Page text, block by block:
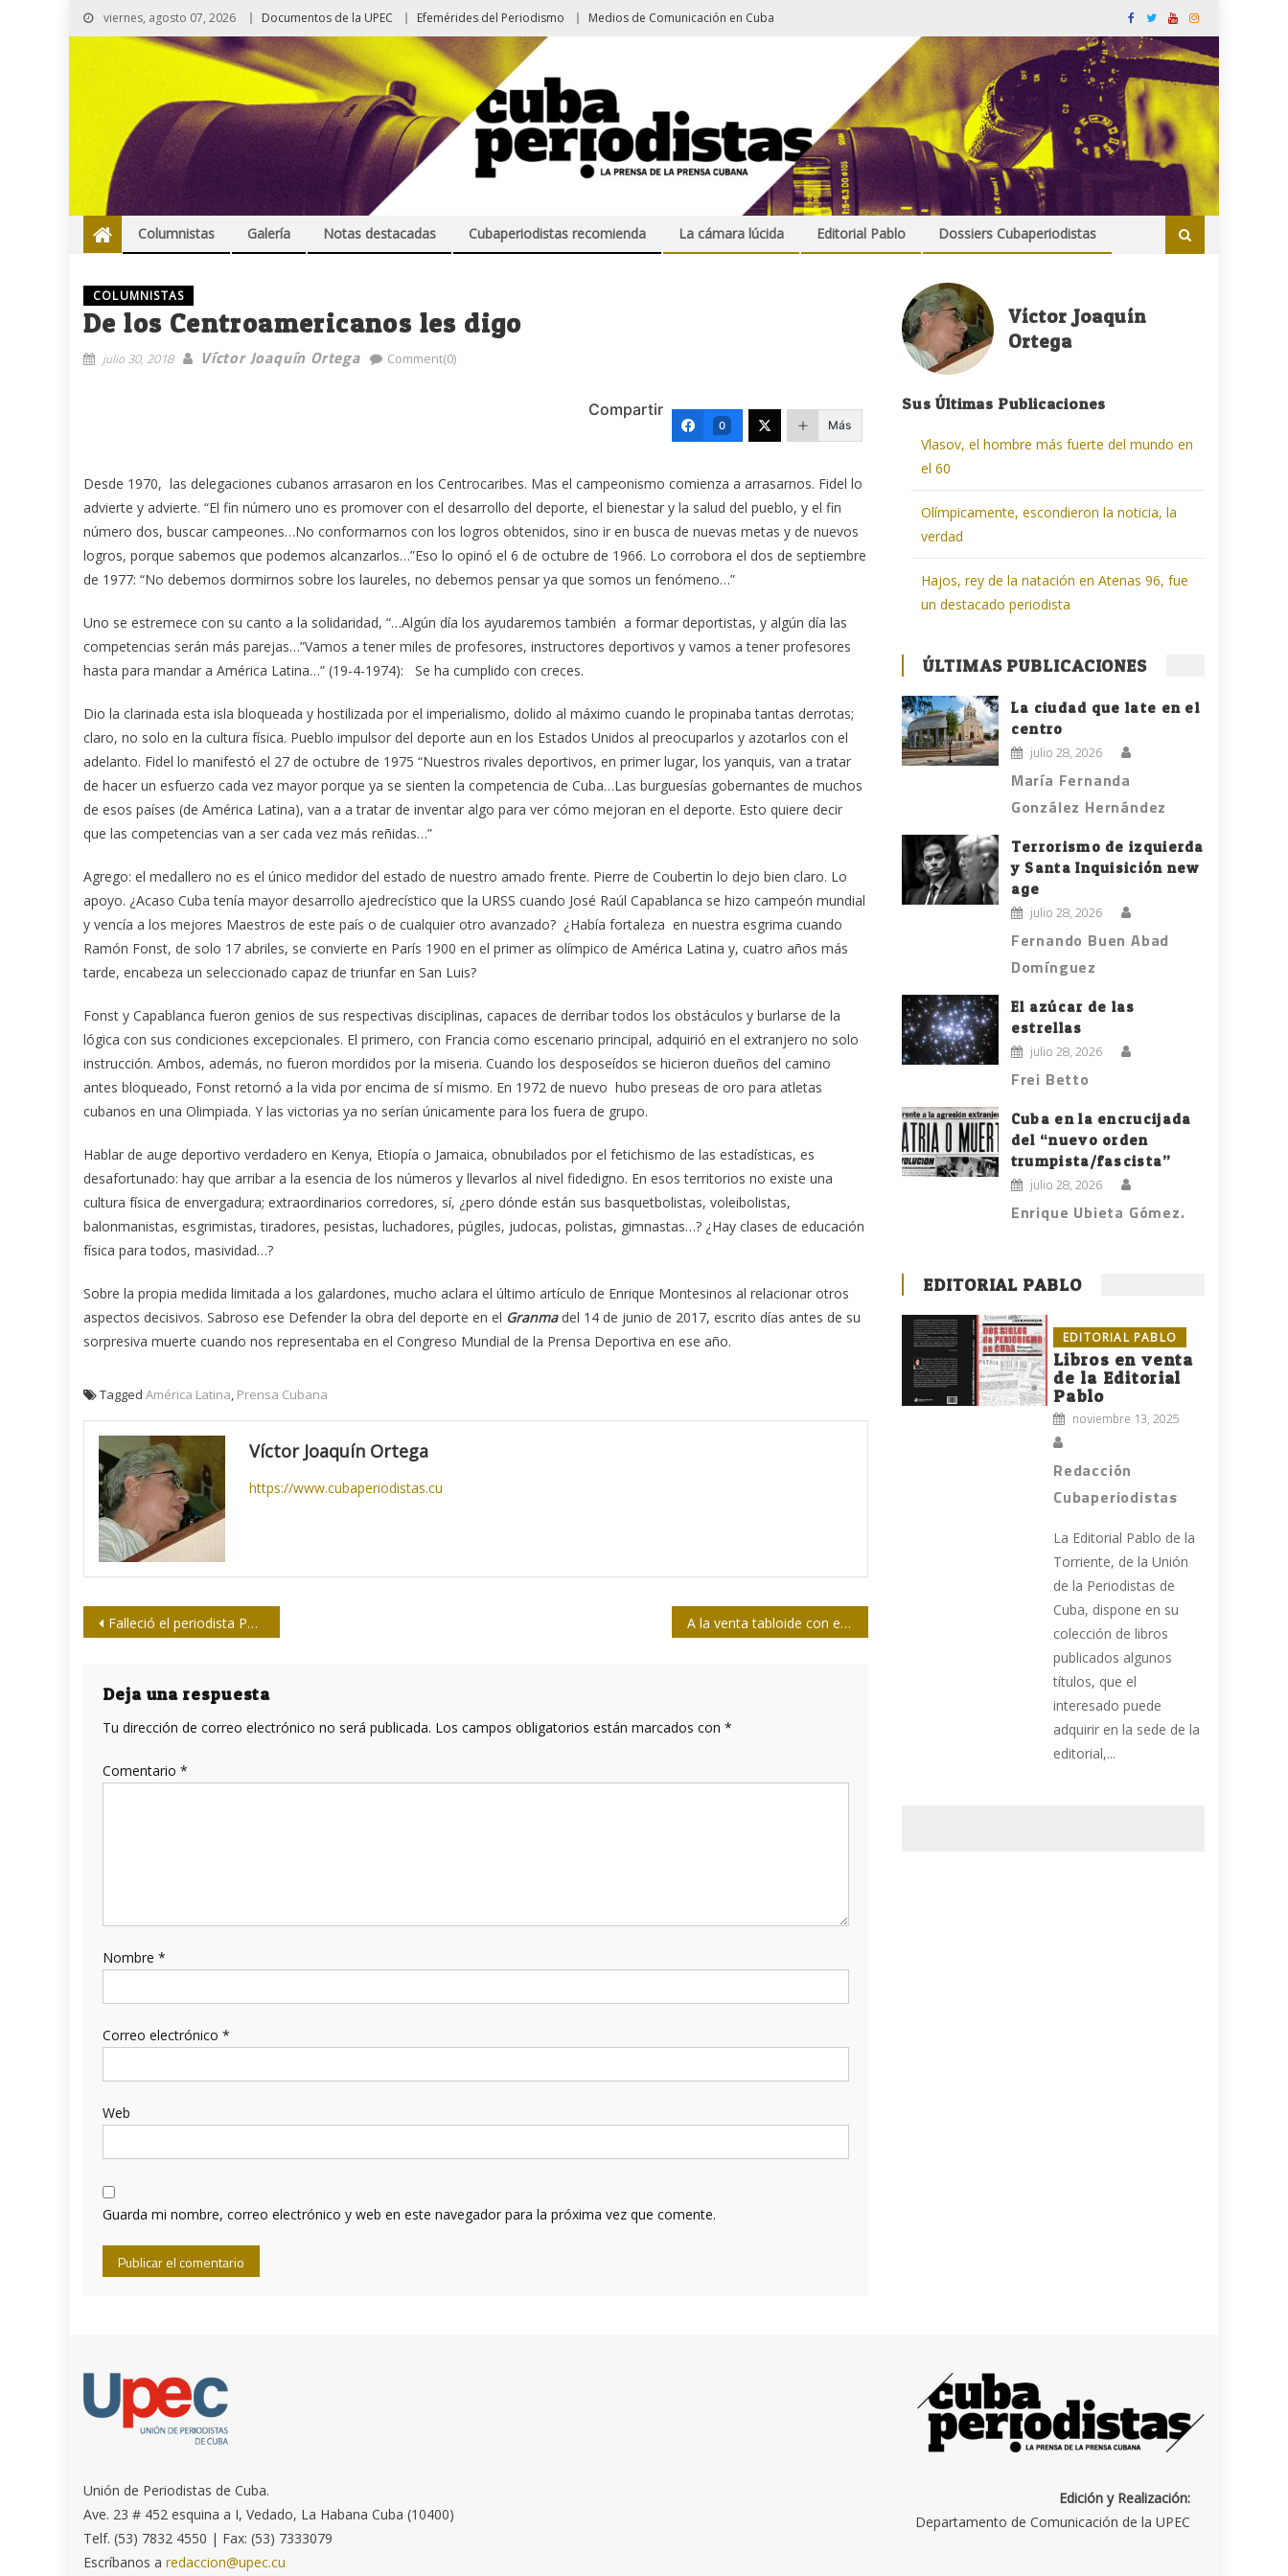
viernes, agosto 07, 2026 Documentos de la UPEC Efemérides del Periodismo Medios de Comunicación en Cuba
Columnistas Galería Notas destacadas Cubaperiodistas recomienda La cámara lúcida Editorial Pablo Dossiers Cubaperiodistas
COLUMNISTAS
De los Centroamericanos les digo
julio 30, 2018 Víctor Joaquín Ortega Comment(0)
Compartir
0 Más
Desde 1970, las delegaciones cubanos arrasaron en los Centrocaribes. Mas el campeonismo comienza a arrasarnos. Fidel lo
advierte y advierte. “El fin número uno es promover con el desarrollo del deporte, el bienestar y la salud del pueblo, y el fin
número dos, buscar campeones…No conformarnos con los logros obtenidos, sino ir en busca de nuevas metas y de nuevos
logros, porque sabemos que podemos alcanzarlos…”Eso lo opinó el 6 de octubre de 1966. Lo corrobora el dos de septiembre
de 1977: “No debemos dormirnos sobre los laureles, no debemos pensar ya que somos un fenómeno…”
Uno se estremece con su canto a la solidaridad, “…Algún día los ayudaremos también a formar deportistas, y algún día las
competencias serán más parejas…”Vamos a tener miles de profesores, instructores deportivos y vamos a tener profesores
hasta para mandar a América Latina…” (19-4-1974): Se ha cumplido con creces.
Dio la clarinada esta isla bloqueada y hostilizada por el imperialismo, dolido al máximo cuando le propinaba tantas derrotas;
claro, no solo en la cultura física. Pueblo impulsor del deporte aun en los Estados Unidos al preocuparlos y azotarlos con el
adelanto. Fidel lo manifestó el 27 de octubre de 1975 “Nuestros rivales deportivos, en primer lugar, los yanquis, van a tratar
de hacer un esfuerzo cada vez mayor porque ya se sienten la competencia de Cuba…Las burguesías gobernantes de muchos
de esos países (de América Latina), van a a tratar de inventar algo para ver cómo mejoran en el deporte. Esto quiere decir
que las competencias van a ser cada vez más reñidas…”
Agrego: el medallero no es el único medidor del estado de nuestro amado frente. Pierre de Coubertin lo dejo bien claro. Lo
apoyo. ¿Acaso Cuba tenía mayor desarrollo ajedrecístico que la URSS cuando José Raúl Capablanca se hizo campeón mundial
y vencía a los mejores Maestros de este país o de cualquier otro avanzado? ¿Había fortaleza en nuestra esgrima cuando
Ramón Fonst, de solo 17 abriles, se convierte en París 1900 en el primer as olímpico de América Latina y, cuatro años más
tarde, encabeza un seleccionado capaz de triunfar en San Luis?
Fonst y Capablanca fueron genios de sus respectivas disciplinas, capaces de derribar todos los obstáculos y burlarse de la
lógica con sus condiciones excepcionales. El primero, con Francia como escenario principal, adquirió en el extranjero no solo
instrucción. Ambos, además, no fueron mordidos por la miseria. Cuando los desposeídos se hicieron dueños del camino
antes bloqueado, Fonst retornó a la vida por encima de sí mismo. En 1972 de nuevo hubo preseas de oro para atletas
cubanos en una Olimpiada. Y las victorias ya no serían únicamente para los fuera de grupo.
Hablar de auge deportivo verdadero en Kenya, Etiopía o Jamaica, obnubilados por el fetichismo de las estadísticas, es
desafortunado: hay que arribar a la esencia de los números y llevarlos al nivel fidedigno. En esos territorios no existe una
cultura física de envergadura; extraordinarios corredores, sí, ¿pero dónde están sus basquetbolistas, voleibolistas,
balonmanistas, esgrimistas, tiradores, pesistas, luchadores, púgiles, judocas, polistas, gimnastas…? ¿Hay clases de educación
física para todos, masividad…?
Sobre la propia medida limitada a los galardones, mucho aclara el último artículo de Enrique Montesinos al relacionar otros
aspectos decisivos. Sabroso ese Defender la obra del deporte en el Granmadel 14 de junio de 2017, escrito días antes de su
sorpresiva muerte cuando nos representaba en el Congreso Mundial de la Prensa Deportiva en ese año.
Tagged América Latina, Prensa Cubana
Víctor Joaquín Ortega
https://www.cubaperiodistas.cu
Navegación
entradas
Falleció el periodista Pedro Hernández Soto A la venta tabloide con el Proyecto de Constitución de la República de Cuba
Deja una respuesta
Tu dirección de correo electrónico no será publicada. Los campos obligatorios están marcados con *
Comentario *
Nombre *
Correo electrónico *
Web
Guarda mi nombre, correo electrónico y web en este navegador para la próxima vez que comente.
Víctor Joaquín
Ortega
Sus Últimas Publicaciones
Vlasov, el hombre más fuerte del mundo en
el 60
Olímpicamente, escondieron la noticia, la
verdad
Hajos, rey de la natación en Atenas 96, fue
un destacado periodista
ÚLTIMAS PUBLICACIONES
La ciudad que late en el
centro
julio 28, 2026
María Fernanda
González Hernández
Terrorismo de izquierda
y Santa Inquisición new
age
julio 28, 2026
Fernando Buen Abad
Domínguez
El azúcar de las
estrellas
julio 28, 2026
Frei Betto
Cuba en la encrucijada
del “nuevo orden
trumpista/fascista”
julio 28, 2026
Enrique Ubieta Gómez.
EDITORIAL PABLO
EDITORIAL PABLO
Libros en venta
de la Editorial
Pablo
noviembre 13, 2025
Redacción
Cubaperiodistas
La Editorial Pablo de la
Torriente, de la Unión
de la Periodistas de
Cuba, dispone en su
colección de libros
publicados algunos
títulos, que el
interesado puede
adquirir en la sede de la
editorial,...
Unión de Periodistas de Cuba.
Ave. 23 # 452 esquina a I, Vedado, La Habana Cuba (10400)
Telf. (53) 7832 4550 | Fax: (53) 7333079
Escríbanos aredaccion@upec.cu
Edición y Realización:
Departamento de Comunicación de la UPEC